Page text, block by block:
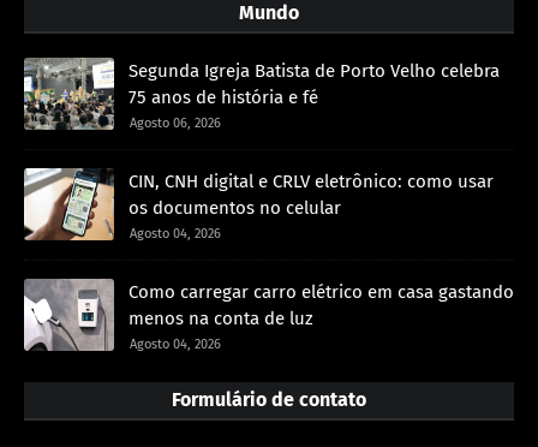
Mundo
Segunda Igreja Batista de Porto Velho celebra
75 anos de história e fé
Agosto 06, 2026
CIN, CNH digital e CRLV eletrônico: como usar
os documentos no celular
Agosto 04, 2026
Como carregar carro elétrico em casa gastando
menos na conta de luz
Agosto 04, 2026
Formulário de contato